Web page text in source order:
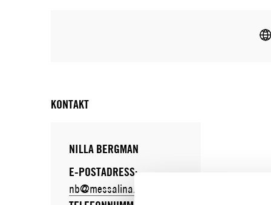
KONTAKT
NILLA BERGMAN
E-POSTADRESS:
nb@messalina.se